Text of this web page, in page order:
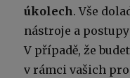
úkolech. Vše
nástroje a
V případě, že
v rámci vašich